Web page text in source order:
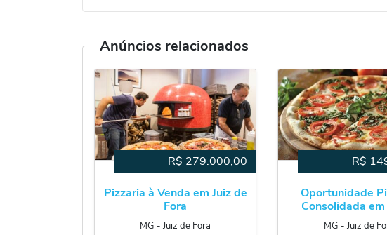
Anúncios relacionados
R$ 279.000,00
Pizzaria à Venda em Juiz de
Fora
MG ‐Juiz de Fora
R$
Oportunidade
Consolidada
MG ‐ Juiz de